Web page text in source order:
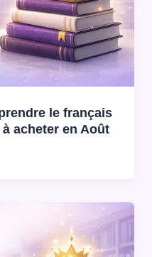
le français
acheter en Août